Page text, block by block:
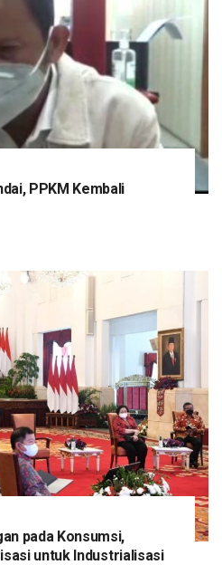
PPKM Kembali
pada Konsumsi,
untuk Industrialisasi